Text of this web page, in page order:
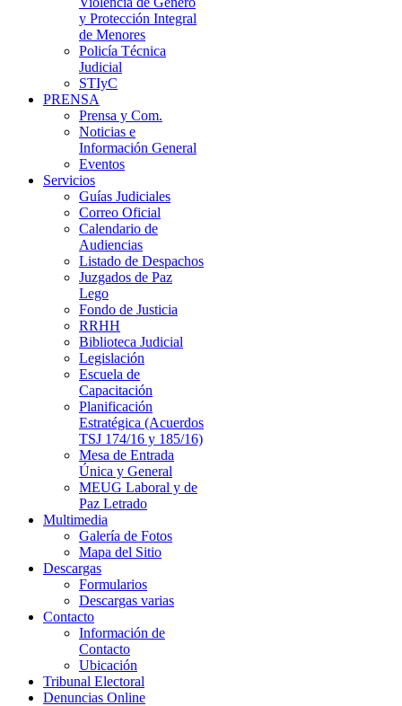
y Protección Integral
de Menores
Policía Técnica
Judicial
STIyC
PRENSA
Prensa y Com.
Noticias e
Información General
Eventos
Servicios
Guías Judiciales
Correo Oficial
Calendario de
Audiencias
Listado de Despachos
Juzgados de Paz
Lego
Fondo de Justicia
RRHH
Biblioteca Judicial
Legislación
Escuela de
Capacitación
Planificación
Estratégica (Acuerdos
TSJ 174/16 y 185/16)
Mesa de Entrada
Única y General
MEUG Laboral y de
Paz Letrado
Multimedia
Galería de Fotos
Mapa del Sitio
Descargas
Formularios
Descargas varias
Contacto
Información de
Contacto
Ubicación
Tribunal Electoral
Denuncias Online